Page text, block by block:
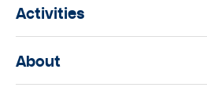
Activities
About